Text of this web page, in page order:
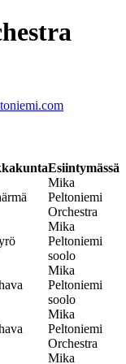
Esiintymässä
Mika
Peltoniemi
Orchestra
Mika
Peltoniemi
soolo
Mika
Peltoniemi
soolo
Mika
Peltoniemi
Orchestra
Mika